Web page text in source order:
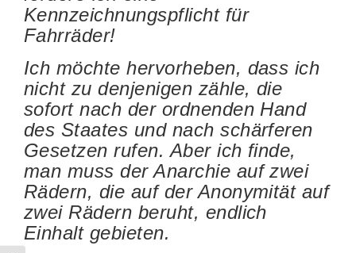
Kennzeichnungspflicht für
Fahrräder!
Ich möchte hervorheben, dass ich
nicht zu denjenigen zähle, die
sofort nach der ordnenden Hand
des Staates und nach schärferen
Gesetzen rufen. Aber ich finde,
man muss der Anarchie auf zwei
Rädern, die auf der Anonymität auf
zwei Rädern beruht, endlich
Einhalt gebieten.